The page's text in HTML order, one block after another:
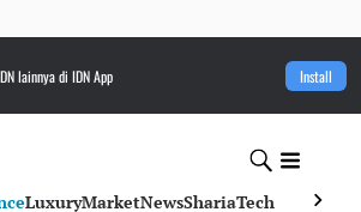
lainnya di IDN App Install
LuxuryMarketNewsShariaTech